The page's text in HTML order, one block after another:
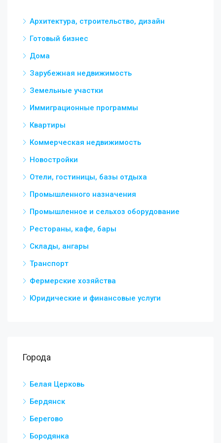
Архитектура, строительство, дизайн
Готовый бизнес
Дома
Зарубежная недвижимость
Земельные участки
Иммиграционные программы
Квартиры
Коммерческая недвижимость
Новостройки
Отели, гостиницы, базы отдыха
Промышленного назначения
Промышленное и сельхоз оборудование
Рестораны, кафе, бары
Склады, ангары
Транспорт
Фермерские хозяйства
Юридические и финансовые услуги
Города
Белая Церковь
Бердянск
Берегово
Бородянка